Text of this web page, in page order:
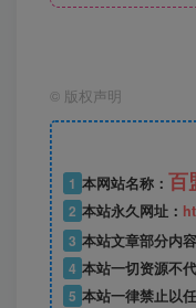
© 版权声明
1 本网站名称： 百
2 本站永久网址：
3 本站文章部分内
4 本站一切资源不
5 本站一律禁止以